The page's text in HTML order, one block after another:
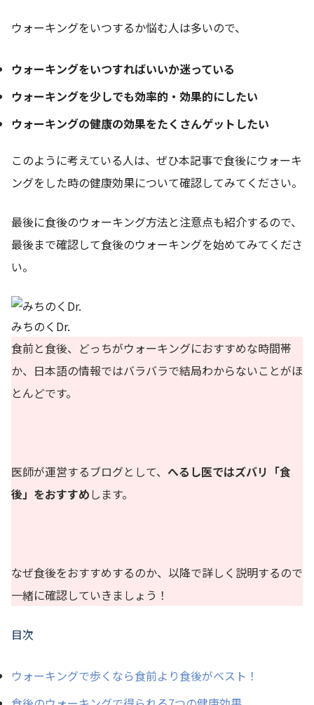
ウォーキングをいつするか悩む人は多いので、
ウォーキングをいつすればいいか迷っている
ウォーキングを少しでも効率的・効果的にしたい
ウォーキングの健康の効果をたくさんゲットしたい
このように考えている人は、ぜひ本記事で食後にウォーキ
ングをした時の健康効果について確認してみてください。
最後に食後のウォーキング方法と注意点も紹介するので、
最後まで確認して食後のウォーキングを始めてみてくださ
い。
みちのくDr.
食前と食後、どっちがウォーキングにおすすめな時間帯
か、日本語の情報ではバラバラで結局わからないことがほ
とんどです。
医師が運営するブログとして、 へるし医ではズバリ「食
後」をおすすめします。
なぜ食後をおすすめするのか、以降で詳しく説明するので
一緒に確認していきましょう！
目次
ウォーキングで歩くなら食前より食後がベスト！